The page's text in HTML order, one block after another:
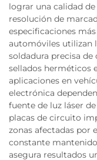
lograr una calidad
resolución de
especificaciones
automóviles utilizan
soldadura precisa
sellados herméticos
aplicaciones en
electrónica
fuente de luz láser
placas de circuito
zonas afectadas por
constante
asegura resultados